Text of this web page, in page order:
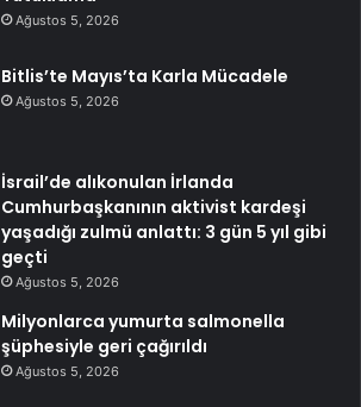
Ağustos 5, 2026
Bitlis’te Mayıs’ta Karla Mücadele
Ağustos 5, 2026
İsrail’de alıkonulan İrlanda
Cumhurbaşkanının aktivist kardeşi
yaşadığı zulmü anlattı: 3 gün 5 yıl gibi
geçti
Ağustos 5, 2026
Milyonlarca yumurta salmonella
şüphesiyle geri çağırıldı
Ağustos 5, 2026